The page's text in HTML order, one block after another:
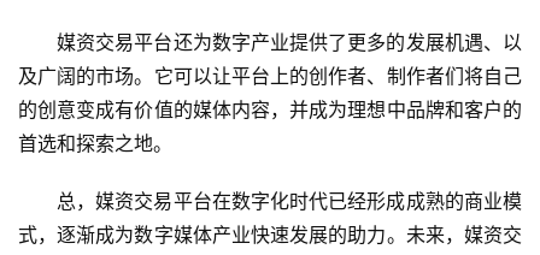
媒资交易平台还为数字产业提供了更多的发展机遇、以
及广阔的市场。它可以让平台上的创作者、制作者们将自己
的创意变成有价值的媒体内容，并成为理想中品牌和客户的
首选和探索之地。
总，媒资交易平台在数字化时代已经形成成熟的商业模
式，逐渐成为数字媒体产业快速发展的助力。未来，媒资交